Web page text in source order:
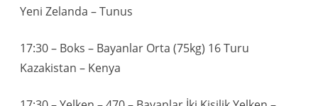
Yeni Zelanda – Tunus
17:30 – Boks – Bayanlar Orta (75kg) 16 Turu
Kazakistan – Kenya